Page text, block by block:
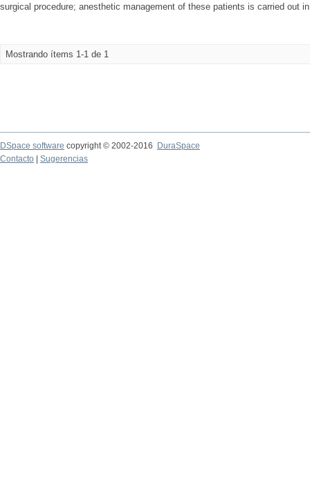
surgical procedure; anesthetic management of these patients is carried out
Mostrando ítems 1-1 de 1
DSpace software copyright © 2002-2016
DuraSpace
Contacto
Sugerencias